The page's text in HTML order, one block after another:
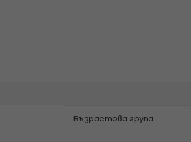
Възрастова група